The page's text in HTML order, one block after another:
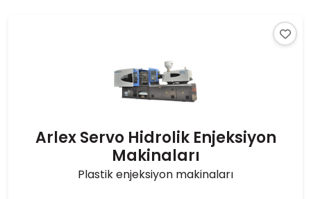
Arlex Servo Hidrolik Enjeksiyon
Makinaları
Plastik enjeksiyon makinaları